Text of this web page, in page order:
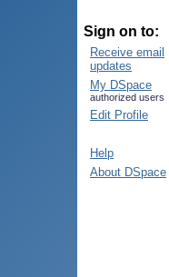
Sign on to:
Receive email
updates
My DSpace
authorized users
Edit Profile
Help
About DSpace